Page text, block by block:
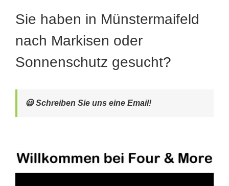
Sie haben in Münstermaifeld
nach Markisen oder
Sonnenschutz gesucht?
😃 Schreiben Sie uns eine Email!